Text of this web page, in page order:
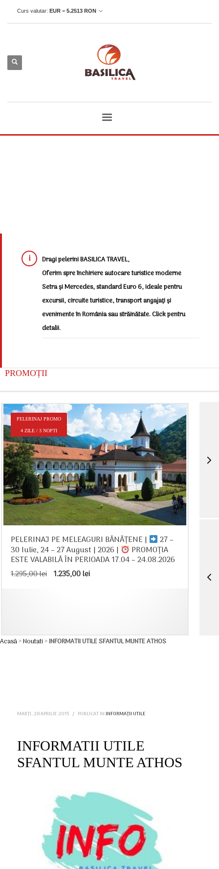
Curs valutar: EUR = 5.2513 RON
Dragi pelerini BASILICA TRAVEL,
Oferim spre închiriere autocare turistice moderne
Setra și Mercedes, standard Euro 6, ideale pentru
excursii, circuite turistice, transport angajați și
evenimente în România sau străinătate. Click pentru
detalii.
PROMOȚII
PELERINAJ PROMO
4 ZILE / 3 NOPTI
PELERINAJ PE MELEAGURI BĂNĂȚENE | 27 –
30 Iulie, 24 – 27 August | 2026 | PROMOȚIA
ESTE VALABILĂ ÎN PERIOADA 17.04 – 24.08.2026
1.295,00lei Prețul
1.235,00leiPrețul
Acasă>Noutati>INFORMATII UTILE SFANTUL MUNTE ATHOS
MARȚI, 28 APRILIE 2015 / PUBLICAT IN INFORMAȚII UTILE
INFORMATII UTILE
SFANTUL MUNTE ATHOS